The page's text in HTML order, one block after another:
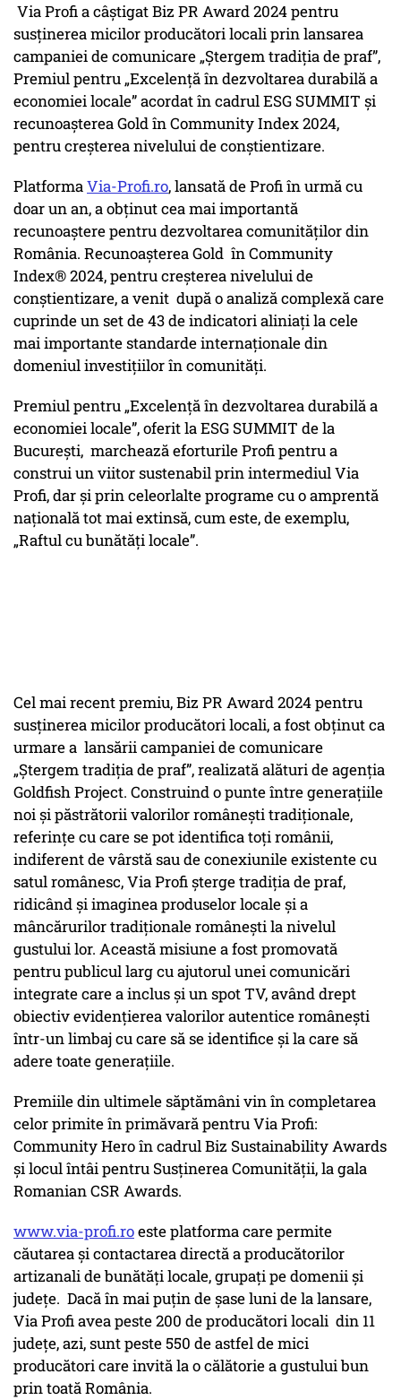
Via Profi a câștigat Biz PR Award 2024 pentru
susținerea micilor producători locali prin lansarea
campaniei de comunicare „Ștergem tradiția de praf”,
Premiul pentru „Excelență în dezvoltarea durabilă a
economiei locale” acordat în cadrul ESG SUMMIT și
recunoașterea Gold în Community Index 2024,
pentru creșterea nivelului de conștientizare.
PlatformaVia-Profi.ro, lansată de Profi în urmă cu
doar un an, a obținut cea mai importantă
recunoaștere pentru dezvoltarea comunităților din
România. Recunoașterea Gold în Community
Index® 2024, pentru creșterea nivelului de
conștientizare, a venit după o analiză complexă care
cuprinde un set de 43 de indicatori aliniați la cele
mai importante standarde internaționale din
domeniul investițiilor în comunități.
Premiul pentru „Excelență în dezvoltarea durabilă a
economiei locale”, oferit la ESG SUMMIT de la
București, marchează eforturile Profi pentru a
construi un viitor sustenabil prin intermediul Via
Profi, dar și prin celeorlalte programe cu o amprentă
națională tot mai extinsă, cum este, de exemplu,
„Raftul cu bunătăți locale”.
Cel mai recent premiu, Biz PR Award 2024 pentru
susținerea micilor producători locali, a fost obținut ca
urmare a lansării campaniei de comunicare
„Ștergem tradiția de praf”, realizată alături de agenția
Goldfish Project. Construind o punte între generațiile
noi și păstrătorii valorilor românești tradiționale,
referințe cu care se pot identifica toți românii,
indiferent de vârstă sau de conexiunile existente cu
satul românesc, Via Profi șterge tradiția de praf,
ridicând și imaginea produselor locale și a
mâncărurilor tradiționale românești la nivelul
gustului lor. Această misiune a fost promovată
pentru publicul larg cu ajutorul unei comunicări
integrate care a inclus și un spot TV, având drept
obiectiv evidențierea valorilor autentice românești
într-un limbaj cu care să se identifice și la care să
adere toate generațiile.
Premiile din ultimele săptămâni vin în completarea
celor primite în primăvară pentru Via Profi:
Community Hero în cadrul Biz Sustainability Awards
și locul întâi pentru Susținerea Comunității, la gala
Romanian CSR Awards.
www.via-profi.roeste platforma care permite
căutarea și contactarea directă a producătorilor
artizanali de bunătăți locale, grupați pe domenii și
județe. Dacă în mai puțin de șase luni de la lansare,
Via Profi avea peste 200 de producători locali din 11
județe, azi, sunt peste 550 de astfel de mici
producători care invită la o călătorie a gustului bun
prin toată România.